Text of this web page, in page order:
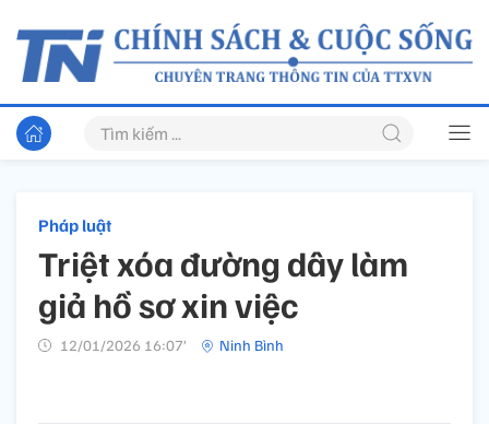
Pháp luật
Triệt xóa đường dây làm
giả hồ sơ xin việc
12/01/2026 16:07’ Ninh Bình